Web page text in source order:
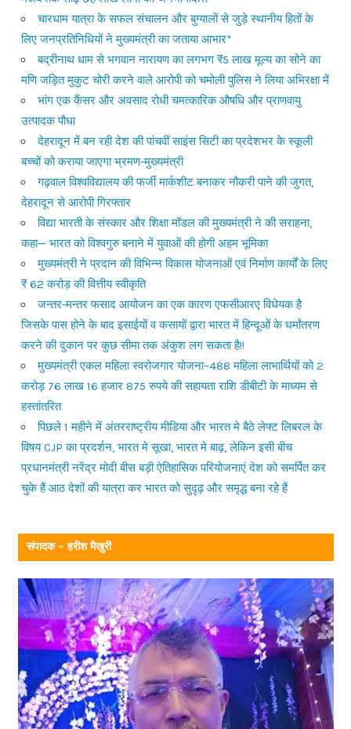
चारधाम यात्रा के सफल संचालन और बुग्यालों से जुड़े स्थानीय हितों के
लिए जनप्रतिनिधियों ने मुख्यमंत्री का जताया आभार*
बद्रीनाथ धाम से भगवान नारायण का लगभग ₹5 लाख मूल्य का सोने का
मणि जड़ित मुकुट चोरी करने वाले आरोपी को चमोली पुलिस ने लिया अभिरक्षा में
भांग एक कैंसर और अवसाद रोधी चमत्कारिक औषधि और प्राणवायु
उत्पादक पौधा
देहरादून में बन रही देश की पांचवीं साइंस सिटी का प्रदेशभर के स्कूली
बच्चों को कराया जाएगा भ्रमण-मुख्यमंत्री
गढ़वाल विश्वविद्यालय की फर्जी मार्कशीट बनाकर नौकरी पाने की जुगत,
देहरादून से आरोपी गिरफ्तार
विद्या भारती के संस्कार और शिक्षा मॉडल की मुख्यमंत्री ने की सराहना,
कहा— भारत को विश्वगुरु बनाने में युवाओं की होगी अहम भूमिका
मुख्यमंत्री ने प्रदान की विभिन्न विकास योजनाओं एवं निर्माण कार्यों के लिए
₹ 62 करोड़ की वित्तीय स्वीकृति
जन्तर-मन्तर फसाद आयोजन का एक कारण एफसीआरए विधेयक है
जिसके पास होने के बाद इसाईयों व कसायों द्वारा भारत में हिन्दूओं के धर्मांतरण
करने की दुकान पर कुछ सीमा तक अंकुश लग सकता है!!
मुख्यमंत्री एकल महिला स्वरोजगार योजना–488 महिला लाभार्थियों को 2
करोड़ 76 लाख 16 हजार 875 रुपये की सहायता राशि डीबीटी के माध्यम से
हस्तांतरित
पिछले 1 महीने में अंतरराष्ट्रीय मीडिया और भारत मे बैठे लेफ्ट लिबरल के
विषय CJP का प्रदर्शन, भारत मे सूखा, भारत मे बाढ़, लेकिन इसी बीच
प्रधानमंत्री नरेंद्र मोदी बीस बड़ी ऐतिहासिक परियोजनाएं देश को समर्पित कर
चुके हैं आठ देशों की यात्रा कर भारत को सुदृढ़ और समृद्ध बना रहे हैं
संपादक – हरीश मैखुरी